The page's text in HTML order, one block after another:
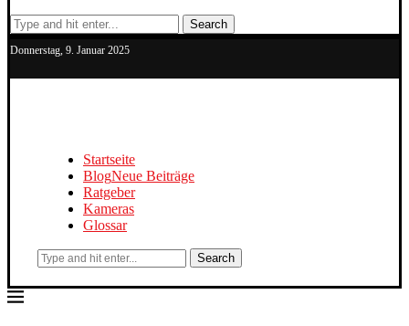
Search
Donnerstag, 9. Januar 2025
Startseite
BlogNeue Beiträge
Ratgeber
Kameras
Glossar
Search